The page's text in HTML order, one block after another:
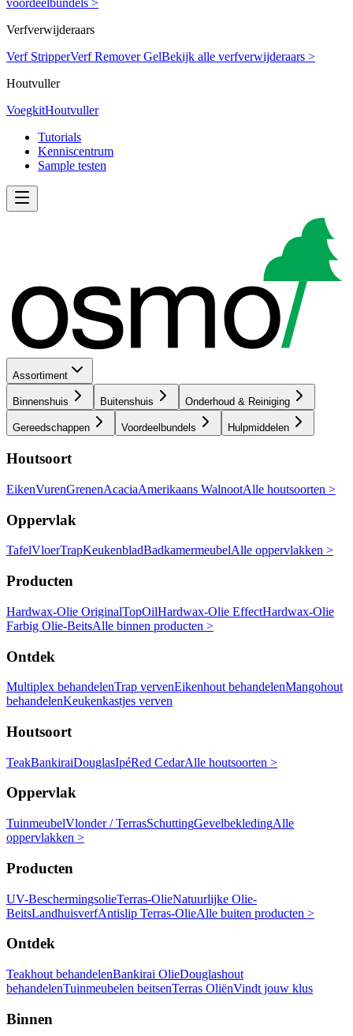
Verfverwijderaars
Verf StripperVerf Remover GelBekijk alle verfverwijderaars >
Houtvuller
VoegkitHoutvuller
Tutorials
Kenniscentrum
Sample testen
Assortiment
Binnenshuis Buitenshuis Onderhoud & Reiniging
Gereedschappen Voordeelbundels Hulpmiddelen
Houtsoort
EikenVurenGrenenAcaciaAmerikaans WalnootAlle houtsoorten >
Oppervlak
TafelVloerTrapKeukenbladBadkamermeubelAlle oppervlakken >
Producten
Hardwax-Olie OriginalTopOilHardwax-Olie EffectHardwax-Olie
Farbig Olie-BeitsAlle binnen producten >
Ontdek
Multiplex behandelenTrap vervenEikenhout behandelenMangohout
behandelenKeukenkastjes verven
Houtsoort
TeakBankiraiDouglasIpéRed CedarAlle houtsoorten >
Oppervlak
TuinmeubelVlonder / TerrasSchuttingGevelbekledingAlle
oppervlakken >
Producten
UV-BeschermingsolieTerras-OlieNatuurlijke Olie-
BeitsLandhuisverfAntislip Terras-OlieAlle buiten producten >
Ontdek
Teakhout behandelenBankirai OlieDouglashout
behandelenTuinmeubelen beitsenTerras OliënVindt jouw klus
Binnen